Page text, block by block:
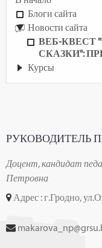
Блоги сайта
Новости сайта
ВЕБ-КВЕСТ
СКАЗКИ":
Курсы
РУКОВОДИТЕЛЬ
Доцент, кандидат
Петровна
Адрес : г.Гродно,